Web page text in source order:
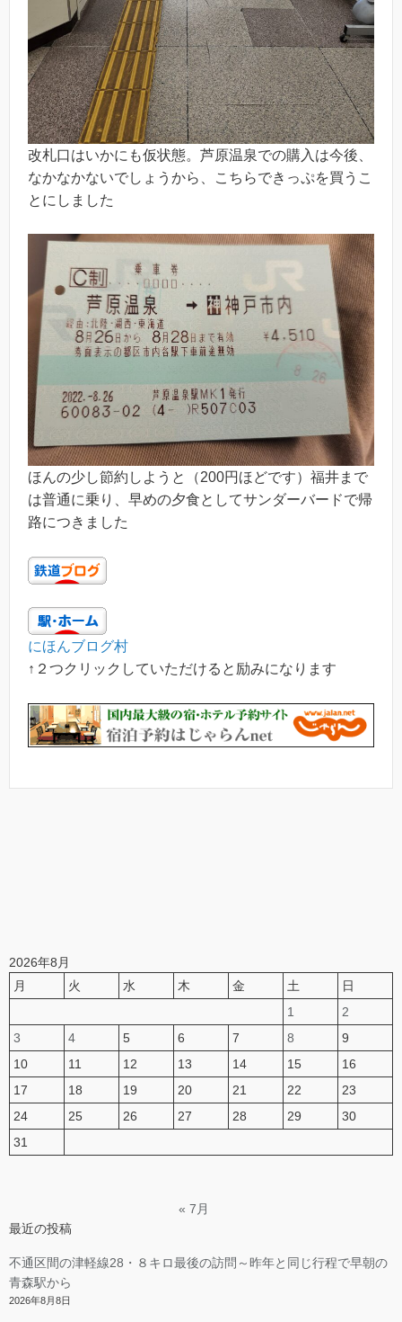
改札口はいかにも仮状態。芦原温泉での購入は今後、
なかなかないでしょうから、こちらできっぷを買うこ
とにしました
ほんの少し節約しようと（200円ほどです）福井まで
は普通に乗り、早めの夕食としてサンダーバードで帰
路につきました
にほんブログ村
↑２つクリックしていただけると励みになります
2026年8月
月
火 水 木 金 土
日
1
2
3
4 5 6 7 8
9
10
11 12 13 14 15
16
17
18 19 20 21 22
23
24
25 26 27 28 29
30
31
« 7月
最近の投稿
不通区間の津軽線28・８キロ最後の訪問～昨年と同じ行程で早朝の
青森駅から
2026年8月8日